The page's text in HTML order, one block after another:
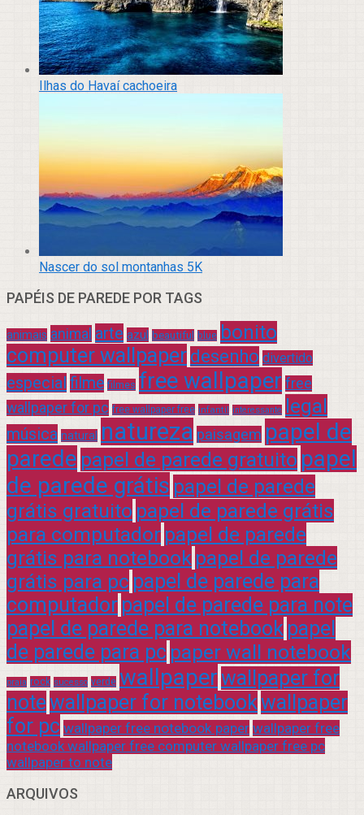
Ilhas do Havaí cachoeira
Nascer do sol montanhas 5K
PAPÉIS DE PAREDE POR TAGS
animais animal arte azul beautiful blue bonito
computer wallpaper desenho divertido
especial filme filmes free wallpaper free
wallpaper for pc free wallpaper free infantil interessante legal
música natural natureza paisagem papel de
parede papel de parede gratuito papel
de parede grátis papel de parede
grátis gratuito papel de parede grátis
para computador papel de parede
grátis para notebook papel de parede
grátis para pc papel de parede para
computador papel de parede para note
papel de parede para notebook papel
de parede para pc paper wall notebook
praia rock sucesso verde wallpaperwallpaper for
notewallpaper for notebookwallpaper
for pc wallpaper free notebook paper wallpaper free
notebook wallpaper free computer wallpaper free pc
wallpaper to note
ARQUIVOS